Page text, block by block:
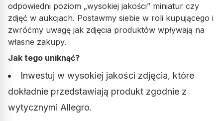
odpowiedni poziom „wysokiej jakości” miniatur czy
zdjęć w aukcjach. Postawmy siebie w roli kupującego i
zwróćmy uwagę jak zdjęcia produktów wpływają na
własne zakupy.
Jak tego uniknąć?
Inwestuj w wysokiej jakości zdjęcia, które
dokładnie przedstawiają produkt zgodnie z
wytycznymi Allegro.